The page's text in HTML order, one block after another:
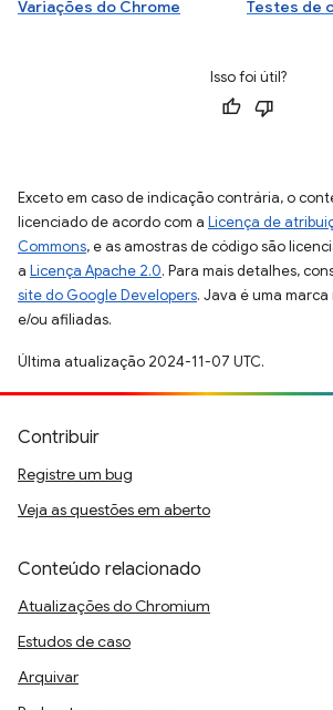
Variações do Chrome
Testes de
Isso foi útil?
Exceto em caso de indicação contrária, o
licenciado de acordo com a Licença de
Commons, e as amostras de código são
a Licença Apache 2.0. Para mais detalhes,
site do Google Developers. Java é uma
e/ou afiliadas.
Última atualização 2024-11-07 UTC.
Contribuir
Registre um bug
Veja as questões em aberto
Conteúdo relacionado
Atualizações do Chromium
Estudos de caso
Arquivar